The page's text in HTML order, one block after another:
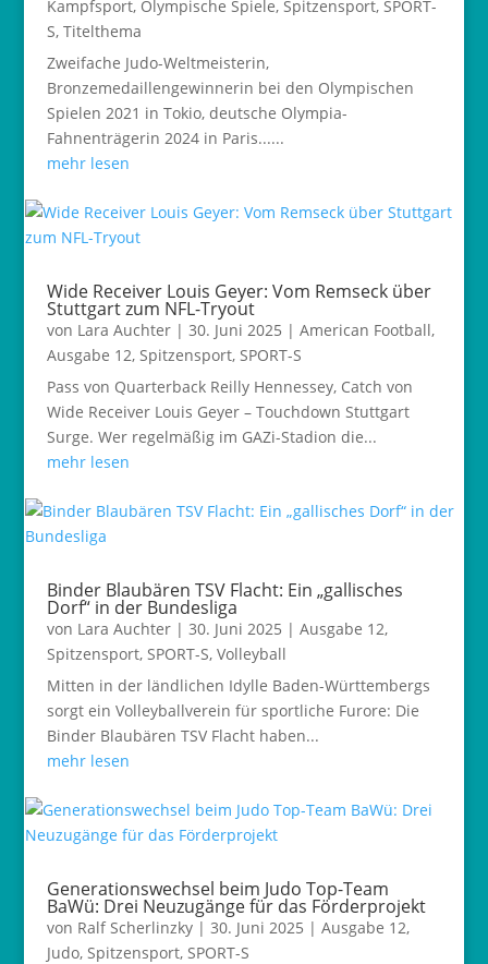
Kampfsport, Olympische Spiele, Spitzensport, SPORT-
S, Titelthema
Zweifache Judo-Weltmeisterin,
Bronzemedaillengewinnerin bei den Olympischen
Spielen 2021 in Tokio, deutsche Olympia-
Fahnenträgerin 2024 in Paris......
mehr lesen
Wide Receiver Louis Geyer: Vom Remseck über
Stuttgart zum NFL-Tryout
von Lara Auchter| 30. Juni 2025 | American Football,
Ausgabe 12, Spitzensport, SPORT-S
Pass von Quarterback Reilly Hennessey, Catch von
Wide Receiver Louis Geyer – Touchdown Stuttgart
Surge. Wer regelmäßig im GAZi-Stadion die...
mehr lesen
Binder Blaubären TSV Flacht: Ein „gallisches
Dorf“ in der Bundesliga
von Lara Auchter| 30. Juni 2025 | Ausgabe 12,
Spitzensport, SPORT-S, Volleyball
Mitten in der ländlichen Idylle Baden-Württembergs
sorgt ein Volleyballverein für sportliche Furore: Die
Binder Blaubären TSV Flacht haben...
mehr lesen
Generationswechsel beim Judo Top-Team
BaWü: Drei Neuzugänge für das Förderprojekt
von Ralf Scherlinzky| 30. Juni 2025 | Ausgabe 12,
Judo, Spitzensport, SPORT-S